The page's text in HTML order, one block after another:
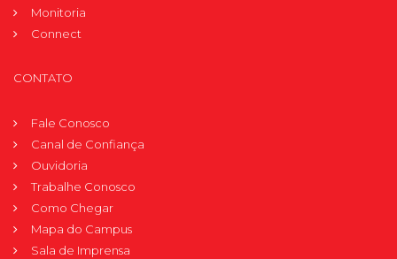
Monitoria
Connect
CONTATO
Fale Conosco
Canal de Confiança
Ouvidoria
Trabalhe Conosco
Como Chegar
Mapa do Campus
Sala de Imprensa